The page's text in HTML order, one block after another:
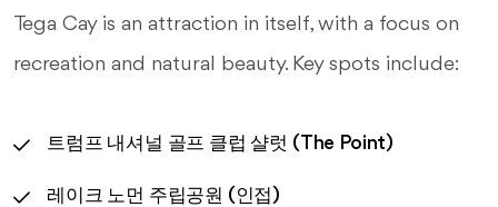
Tega Cay is an attraction in itself, with a focus on
recreation and natural beauty. Key spots include:
트럼프 내셔널 골프 클럽 샬럿 (The Point)
레이크 노먼 주립공원 (인접)